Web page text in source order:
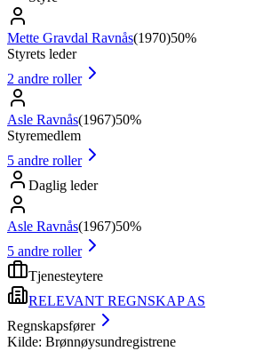
Mette Gravdal Ravnås(1970)50%
Styrets leder
2 andre roller
Asle Ravnås(1967)50%
Styremedlem
5 andre roller
Daglig leder
Asle Ravnås(1967)50%
5 andre roller
Tjenesteytere
RELEVANT REGNSKAP AS
Regnskapsfører
Kilde: Brønnøysundregistrene